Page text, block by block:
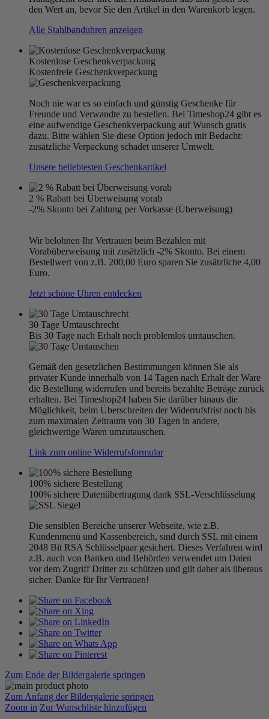
den Wert an, bevor Sie den Artikel in den Warenkorb legen.
Alle Stahlbanduhren anzeigen
Kostenlose Geschenkverpackung
Kostenfreie Geschenkverpackung
Noch nie war es so einfach und günstig Geschenke für
Freunde und Verwandte zu bestellen. Bei Timeshop24 gibt es
eine aufwendige Geschenkverpackung auf Wunsch gratis
dazu. Bitte wählen Sie diese Option jedoch mit Bedacht:
zusätzliche Verpackung schadet unserer Umwelt.
Unsere beliebtesten Geschenkartikel
2 % Rabatt bei Überweisung vorab
-2% Skonto bei Zahlung per Vorkasse (Überweisung)
Wir belohnen Ihr Vertrauen beim Bezahlen mit
Vorabüberweisung mit zusätzlich -2% Skonto. Bei einem
Bestellwert von z.B. 200,00 Euro sparen Sie zusätzliche 4,00
Euro.
Jetzt schöne Uhren entdecken
30 Tage Umtauschrecht
Bis 30 Tage nach Erhalt noch problemlos umtauschen.
Gemäß den gesetzlichen Bestimmungen können Sie als
privater Kunde innerhalb von 14 Tagen nach Erhalt der Ware
die Bestellung widerrufen und bereits bezahlte Beträge zurück
erhalten. Bei Timeshop24 haben Sie darüber hinaus die
Möglichkeit, beim Überschreiten der Widerrufsfrist noch bis
zum maximalen Zeitraum von 30 Tagen in andere,
gleichwertige Waren umzutauschen.
Link zum online Widerrufsformular
100% sichere Bestellung
100% sichere Datenübertragung dank SSL-Verschlüsselung
Die sensiblen Bereiche unserer Webseite, wie z.B.
Kundenmenü und Kassenbereich, sind durch SSL mit einem
2048 Bit RSA Schlüsselpaar gesichert. Dieses Verfahren wird
z.B. auch von Banken und Behörden verwendet um Daten
vor dem Zugriff Dritter zu schützen und gilt daher als überaus
sicher. Danke für Ihr Vertrauen!
Zum Ende der Bildergalerie springen
Zum Anfang der Bildergalerie springen
Zoom in Zur Wunschliste hinzufügen